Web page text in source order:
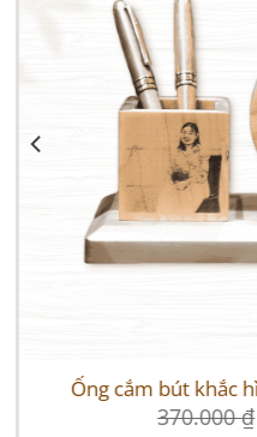
Ống cắm bút khắc
370.000₫